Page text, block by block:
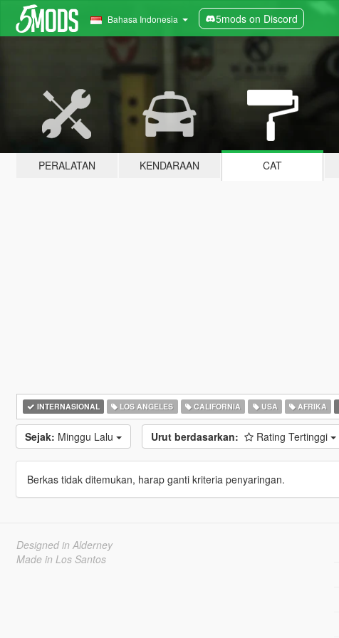
Bahasa Indonesia 5mods on Discord
PERALATAN KENDARAAN CAT
INTERNASIONAL LOS ANGELES CALIFORNIA USA AFRIKA
Sejak: Minggu Lalu Urut berdasarkan: Rating Tertinggi
Berkas tidak ditemukan, harap ganti kriteria penyaringan.
Designed in Alderney
Made in Los Santos